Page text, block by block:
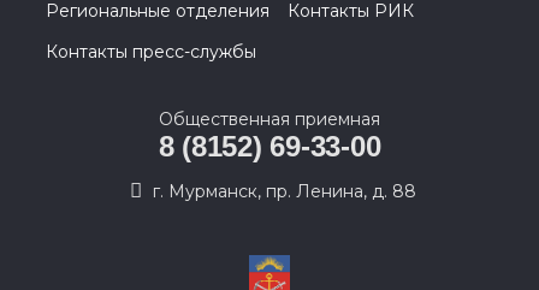
Региональные отделения
Контакты РИК
Контакты пресс-службы
Общественная приемная
8 (8152) 69-33-00
г. Мурманск, пр. Ленина, д. 88